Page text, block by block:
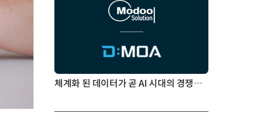
체계화 된 데이터가 곧 AI 시대의 경쟁력이다